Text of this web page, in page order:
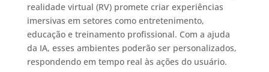
realidade virtual (RV) promete criar experiências
imersivas em setores como entretenimento,
educação e treinamento profissional. Com a ajuda
da IA, esses ambientes poderão ser personalizados,
respondendo em tempo real às ações do usuário.